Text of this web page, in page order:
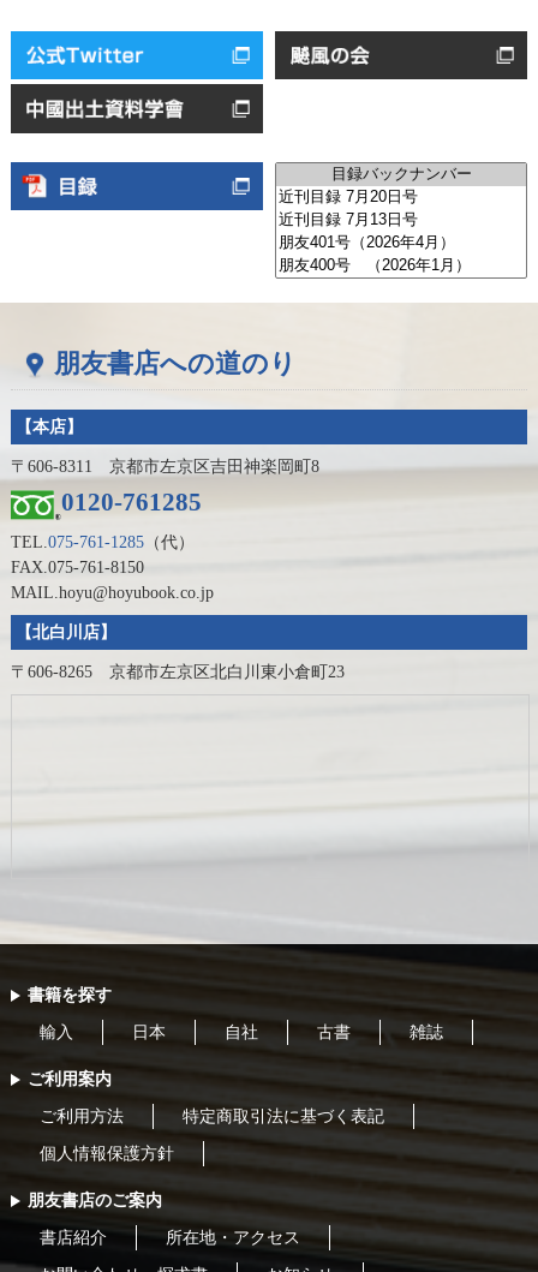
朋友書店への道のり
【本店】
〒606-8311 京都市左京区吉田神楽岡町8
0120-761285
TEL.075-761-1285（代）
FAX.075-761-8150
MAIL.hoyu@hoyubook.co.jp
【北白川店】
〒606-8265 京都市左京区北白川東小倉町23
書籍を探す
輸入 日本 自社 古書 雑誌
ご利用案内
ご利用方法 特定商取引法に基づく表記
個人情報保護方針
朋友書店のご案内
書店紹介 所在地・アクセス